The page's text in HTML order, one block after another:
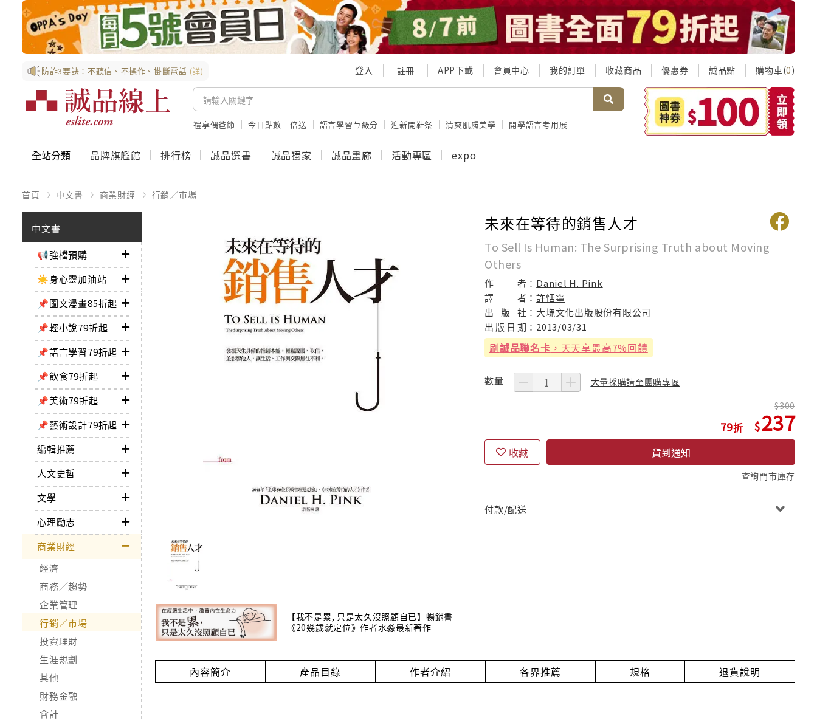
防詐3要訣：不聽信、不操作、掛斷電話 (詳) 登入 註冊 APP下載 會員中心 我的訂單 收藏商品 優惠券 誠品點 購物車(0)
禮享偶爸節 今日點數三倍送 語言學習ㄅ級分 迎新開鞋祭 清爽肌膚美學 開學語言考用展
全站分類 品牌旗艦館 排行榜 誠品選書 誠品獨家 誠品畫廊 活動專區 expo
首頁 中文書 商業財經 行銷／市場
中文書
📢強檔預購
☀️身心靈加油站
📌圖文漫畫85折起
📌輕小說79折起
📌語言學習79折起
📌飲食79折起
📌美術79折起
📌藝術設計79折起
編輯推薦
人文史哲
文學
心理勵志
商業財經
經濟
商務／趨勢
企業管理
行銷／市場
投資理財
生涯規劃
其他
財務金融
會計
【我不是累, 只是太久沒照顧自已】暢銷書
《20幾歲就定位》作者水淼最新著作
未來在等待的銷售人才
To Sell Is Human: The Surprising Truth about Moving
Others
作 者： Daniel H. Pink
譯
者：許恬寧
出
版 社： 大塊文化出版股份有限公司
出 版 日 期： 2013/03/31
刷誠品聯名卡 ，天天享最高7%回饋
數量 大量採購請至團購專區
79
300
237
收藏 貨到通知
查詢門市庫存
付款/配送
內容簡介 產品目錄 作者介紹 各界推薦 規格 退貨說明